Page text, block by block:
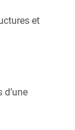
et